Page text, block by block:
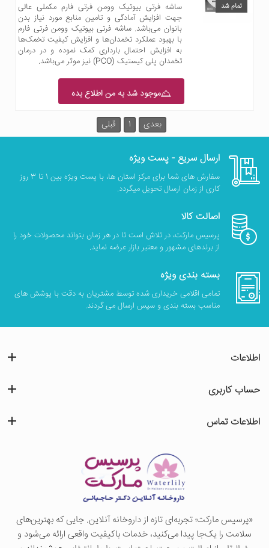
تمام شد
ساشه فرتی بیوتیک وومن فرتی فارم مکملی عالی
جهت افزایش آمادگی و تامین منابع مورد نیاز بدن
بانوان می‌باشد. ساشه فرتی بیوتیک وومن فرتی فارم
با بهبود عملکرد تخمدان‌ها و افزایش کیفیت تخمک‌ها
به افزایش احتمال بارداری کمک نموده و در درمان
تخمدان پلی کیستیک (PCO) نیز موثر می‌باشد.
موجود شد به من اطلاع بده
قبلی 1 بعدی
ارسال سریع - پست ویژه
سفارش های شما برای مرکز استان ها، با پست ویژه بین 1 تا 3 روز
کاری از زمان ارسال تحویل میگردد.
اصالت کالا
پرسیس مارکت، در تلاش است تا در هر زمان بتواند محصولات خود را
از برندهای مشهور و معتبر بازار عرضه نماید.
بسته بندی ویژه
تمامی اقلامی خریداری شده توسط مشتریان به دقت با پوشش های
مناسب بسته بندی و سپس ارسال می گردند.
«پرسيس ماركت؛ تجربه‌ای تازه از داروخانه آنلاین. جایی که بهترین‌های
سلامت را یک‌جا پیدا می‌کنید، خدمات باکیفیت واقعی ارائه می‌شود و
اطلاعات
حساب کاربری
اطلاعات تماس